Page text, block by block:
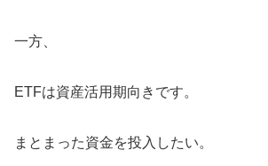
一方、
ETFは資産活用期向きです。
まとまった資金を投入したい。